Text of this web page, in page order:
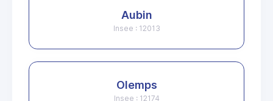
Aubin
Insee : 12013
Olemps
Insee : 12174